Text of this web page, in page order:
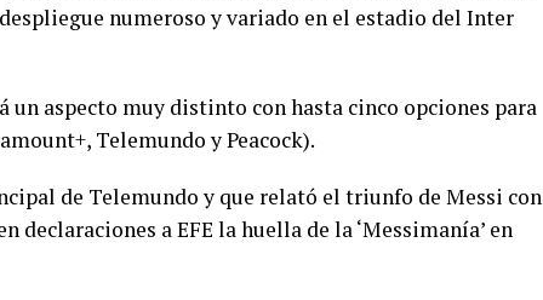
numeroso y variado en el estadio del Inter
un aspecto muy distinto con hasta cinco opciones para
Telemundo y Peacock).
de Telemundo y que relató el triunfo de Messi con
declaraciones a EFE la huella de la ‘Messimanía’ en